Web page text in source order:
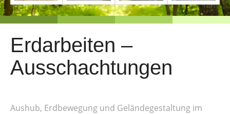
Erdarbeiten –
Ausschachtungen
Aushub, Erdbewegung und Geländegestaltung im